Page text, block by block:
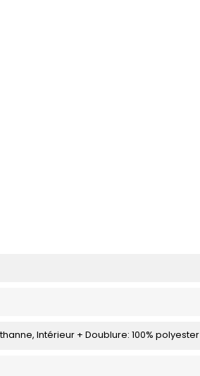
Intérieur + Doublure: 100% polyester